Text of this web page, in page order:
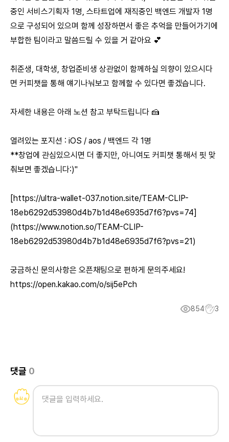
중인 서비스기획자 1명, 스타트업에 재직중인 백엔드 개발자 1명
으로 구성되어 있으며 함께 성장하면서 좋은 추억을 만들어가기에
부합한 팀이라고 말씀드릴 수 있을 거 같아요 💕
취준생, 대학생, 창업준비생 상관없이 함께하실 의향이 있으시다
면 커피챗을 통해 얘기나눠보고 함께할 수 있다면 좋겠습니다.
자세한 내용은 아래 노션 참고 부탁드립니다 🍰
열려있는 포지션 : iOS / aos / 백엔드 각 1명
**창업에 관심있으시면 더 좋지만, 아니여도 커피챗 통해서 핏 맞
춰보면 좋겠습니다:)"
[https://ultra-wallet-037.notion.site/TEAM-CLIP-
18eb6292d53980d4b7b1d48e6935d7f6?pvs=74]
(https://www.notion.so/TEAM-CLIP-
18eb6292d53980d4b7b1d48e6935d7f6?pvs=21)
궁금하신 문의사항은 오픈채팅으로 편하게 문의주세요!
https://open.kakao.com/o/sij5ePch
854 3
댓글 0